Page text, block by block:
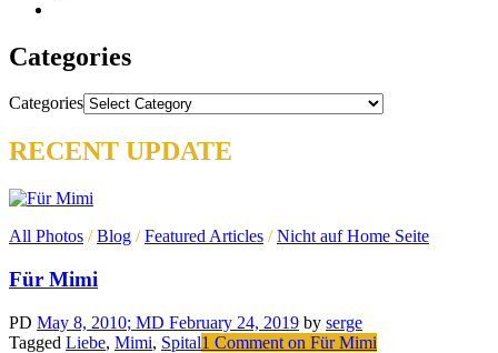
Categories
Categories
RECENT UPDATE
All Photos /Blog /Featured Articles /Nicht auf Home Seite
Für Mimi
PD May 8, 2010; MD February 24, 2019 by serge
Tagged Liebe, Mimi, Spital1 Comment on Für Mimi